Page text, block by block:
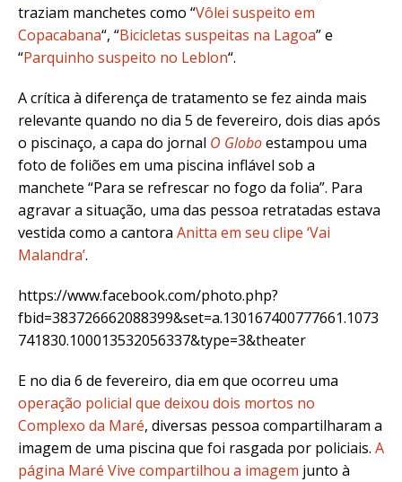
traziam manchetes como “Vôlei suspeito em
Copacabana“, “Bicicletas suspeitas na Lagoa” e
“Parquinho suspeito no Leblon“.
A crítica à diferença de tratamento se fez ainda mais
relevante quando no dia 5 de fevereiro, dois dias após
o piscinaço, a capa do jornal O Globoestampou uma
foto de foliões em uma piscina inflável sob a
manchete “Para se refrescar no fogo da folia”. Para
agravar a situação, uma das pessoa retratadas estava
vestida como a cantora Anitta em seu clipe ‘Vai
Malandra’.
https://www.facebook.com/photo.php?
fbid=383726662088399&set=a.130167400777661.1073
741830.100013532056337&type=3&theater
E no dia 6 de fevereiro, dia em que ocorreu uma
operação policial que deixou dois mortos no
Complexo da Maré, diversas pessoa compartilharam a
imagem de uma piscina que foi rasgada por policiais. A
página Maré Vive compartilhou a imagem junto à